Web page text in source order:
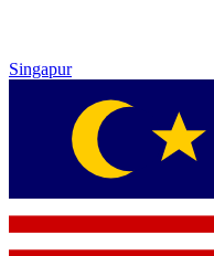
Singapur